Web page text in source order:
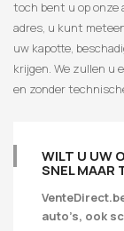
toch bent u op
adres, u kunt
uw kapotte,
krijgen. We zullen u
en zonder
WILT U UW
SNEL MAAR
auto’s, ook